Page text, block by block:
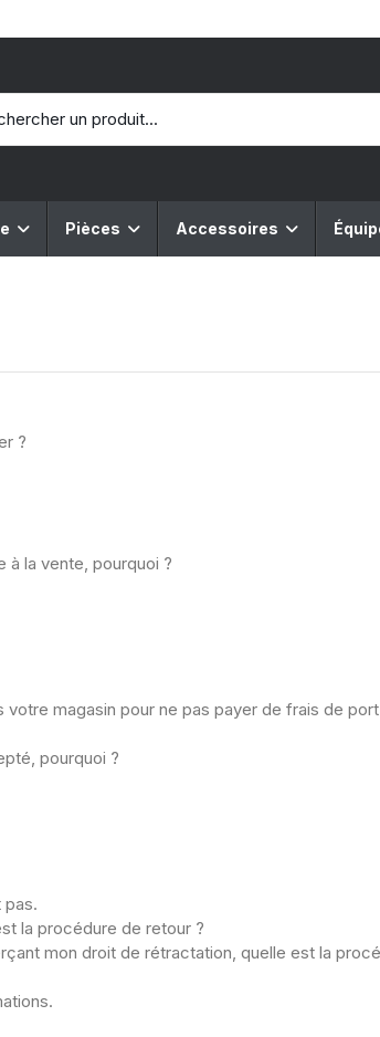
Pièces Accessoires
?
à la vente, pourquoi ?
magasin pour ne pas payer de frais de
pourquoi ?
pas.
la procédure de retour ?
mon droit de rétractation, quelle est la